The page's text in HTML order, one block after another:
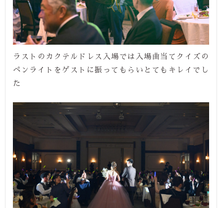
ラストのカクテルドレス入場では入場曲当てクイズの
ペンライトをゲストに振ってもらいとてもキレイでし
た